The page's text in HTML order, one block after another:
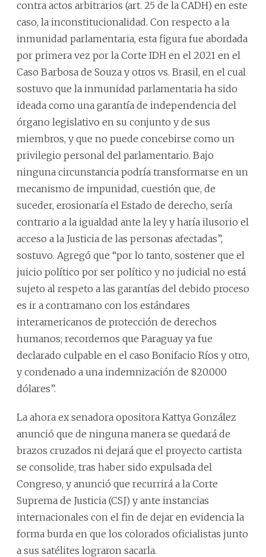
contra actos arbitrarios (art. 25 de la CADH) en este
caso, la inconstitucionalidad. Con respecto a la
inmunidad parlamentaria, esta figura fue abordada
por primera vez por la Corte IDH en el 2021 en el
Caso Barbosa de Souza y otros vs. Brasil, en el cual
sostuvo que la inmunidad parlamentaria ha sido
ideada como una garantía de independencia del
órgano legislativo en su conjunto y de sus
miembros, y que no puede concebirse como un
privilegio personal del parlamentario. Bajo
ninguna circunstancia podría transformarse en un
mecanismo de impunidad, cuestión que, de
suceder, erosionaría el Estado de derecho, sería
contrario a la igualdad ante la ley y haría ilusorio el
acceso a la Justicia de las personas afectadas”,
sostuvo. Agregó que “por lo tanto, sostener que el
juicio político por ser político y no judicial no está
sujeto al respeto a las garantías del debido proceso
es ir a contramano con los estándares
interamericanos de protección de derechos
humanos; recordemos que Paraguay ya fue
declarado culpable en el caso Bonifacio Ríos y otro,
y condenado a una indemnización de 820.000
dólares”.
La ahora ex senadora opositora Kattya González
anunció que de ninguna manera se quedará de
brazos cruzados ni dejará que el proyecto cartista
se consolide, tras haber sido expulsada del
Congreso, y anunció que recurrirá a la Corte
Suprema de Justicia (CSJ) y ante instancias
internacionales con el fin de dejar en evidencia la
forma burda en que los colorados oficialistas junto
a sus satélites lograron sacarla.